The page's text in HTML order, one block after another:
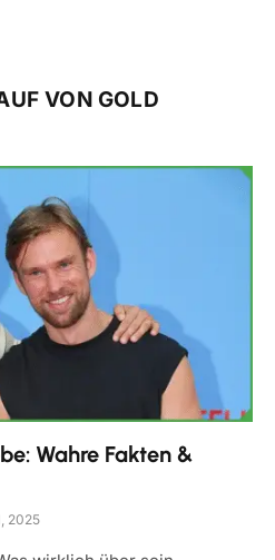
VON GOLD
Wahre Fakten &
2025